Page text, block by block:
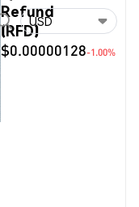
Refund
(RFD)
$0.00000128-1.00%
USD